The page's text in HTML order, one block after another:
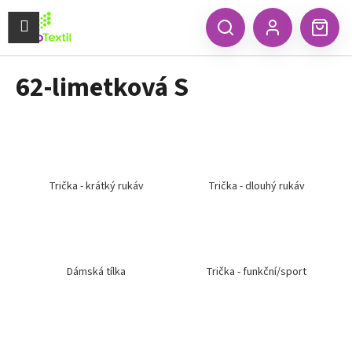
obsah
HledatPřihlášení
Menu
62-limetková S
Trička - krátký rukáv Trička - dlouhý rukáv
Dámská tílka Trička - funkční/sport
K
š Zpět
Zpět
C